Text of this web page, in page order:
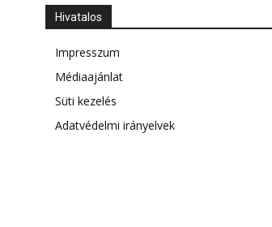
Hivatalos
Impresszum
Médiaajánlat
Süti kezelés
Adatvédelmi irányelvek